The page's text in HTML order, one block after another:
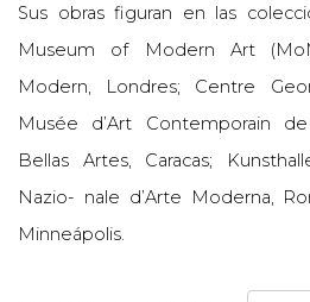
Sus obras figuran en las
Museum of Modern Art
Modern, Londres; Centre
Musée d’Art Contemporain
Bellas Artes, Caracas;
Nazio- nale d’Arte Moderna,
Minneápolis.